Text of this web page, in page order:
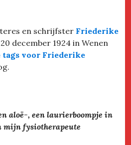
en schrijfster Friederike
december 1924 in Wenen
tags voor Friederike
aloë-, een laurierboompje in
mijn fysiotherapeute